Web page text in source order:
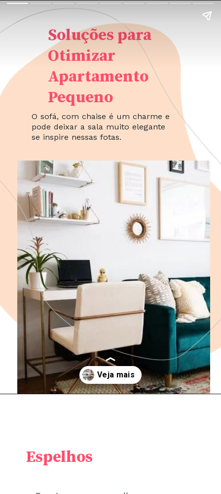
O sofá, com chaise é um charme e
pode deixar a sala muito elegante
se inspire nessas fotas.
Soluções para
Otimizar
Apartamento
Pequeno
Espelhos